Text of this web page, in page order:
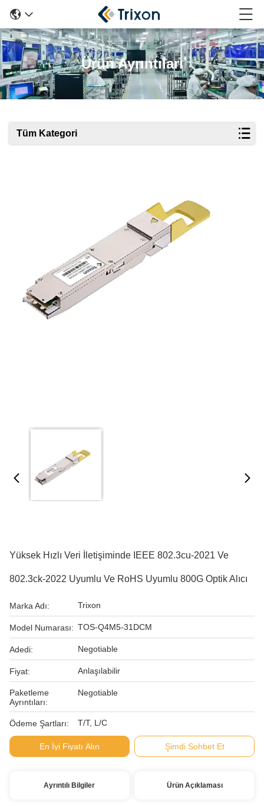
Ürün Ayrıntıları
Tüm Kategori
Yüksek Hızlı Veri İletişiminde IEEE 802.3cu-2021 Ve
802.3ck-2022 Uyumlu Ve RoHS Uyumlu 800G Optik Alıcı
Marka Adı: Trixon
Model Numarası: TOS-Q4M5-31DCM
Adedi: Negotiable
Fiyat: Anlaşılabilir
Paketleme
Ayrıntıları:
Negotiable
Ödeme Şartları: T/T, L/C
En İyi Fiyatı Alın Şimdi Sohbet Et
Ayrıntılı Bilgiler Ürün Açıklaması